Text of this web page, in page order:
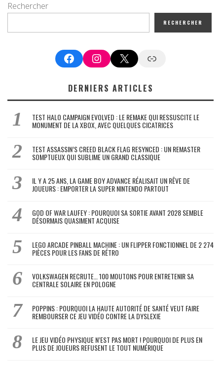
Rechercher
RECHERCHER
FacebookInstagram
X Google News
DERNIERS ARTICLES
TEST HALO CAMPAIGN EVOLVED : LE REMAKE QUI RESSUSCITE LE
MONUMENT DE LA XBOX, AVEC QUELQUES CICATRICES
TEST ASSASSIN’S CREED BLACK FLAG RESYNCED : UN REMASTER
SOMPTUEUX QUI SUBLIME UN GRAND CLASSIQUE
IL Y A 25 ANS, LA GAME BOY ADVANCE RÉALISAIT UN RÊVE DE
JOUEURS : EMPORTER LA SUPER NINTENDO PARTOUT
GOD OF WAR LAUFEY : POURQUOI SA SORTIE AVANT 2028 SEMBLE
DÉSORMAIS QUASIMENT ACQUISE
LEGO ARCADE PINBALL MACHINE : UN FLIPPER FONCTIONNEL DE 2 274
PIÈCES POUR LES FANS DE RÉTRO
VOLKSWAGEN RECRUTE… 100 MOUTONS POUR ENTRETENIR SA
CENTRALE SOLAIRE EN POLOGNE
POPPINS : POURQUOI LA HAUTE AUTORITÉ DE SANTÉ VEUT FAIRE
REMBOURSER CE JEU VIDÉO CONTRE LA DYSLEXIE
LE JEU VIDÉO PHYSIQUE N’EST PAS MORT ! POURQUOI DE PLUS EN
PLUS DE JOUEURS REFUSENT LE TOUT NUMÉRIQUE